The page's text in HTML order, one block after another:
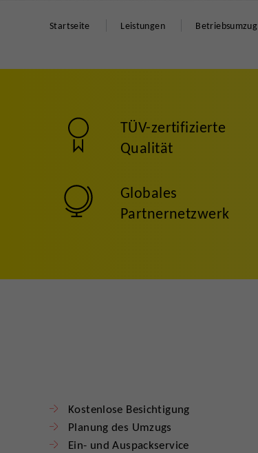
Startseite Leistungen Betriebsumzug
TÜV-zertifizierte
Qualität
Globales
Partnernetzwerk
Kostenlose Besichtigung
Planung des Umzugs
Ein- und Auspackservice